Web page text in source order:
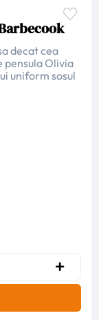
decat cea
pensula Olivia
uniform sosul